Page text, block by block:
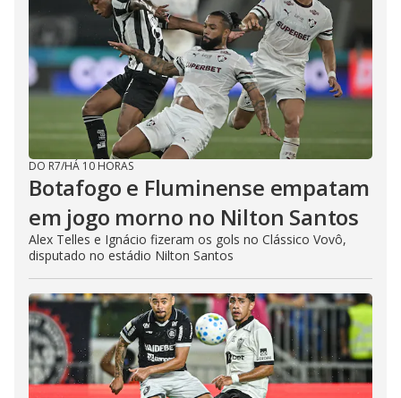
DO R7/HÁ 10 HORAS
Botafogo e Fluminense empatam
em jogo morno no Nilton Santos
Alex Telles e Ignácio fizeram os gols no Clássico Vovô,
disputado no estádio Nilton Santos